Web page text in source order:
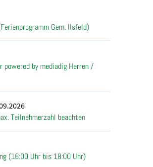
Gem. Ilsfeld)
powered by mediadig Herren /
Teilnehmerzahl beachten
(16:00 Uhr bis 18:00 Uhr)